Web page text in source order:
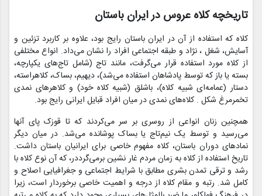
تاریخچه کلاه عروس در ایران باستان
کلاه که استفاده از آن در ایران باستان رایج بود، علاوه بر کاربرد تزئین و
آسایش، شغل ، نژاد و طبقه اجتماعی افراد را نشان می‌داد. انواع مختلفی
از کلاه مورد استفاده قرار می‌گرفت، مانند تاج (شامل تاج‌های یکپارچه‌،
بسته یا باز که توسط پادشاهان استفاده می‌شد)، دیهیم‌، بساک‌، کلاهراسته‌،
دستار (عمامه‌ای شبیه کلاه)‌، باشلق (شبیه کلاه خود) و کلاهرهای نمدی
تخمرمرغ شکل . کلاه‌های نمدی در میان افراد قبایل ایرانی رایج بود‌.
همچنین زنان انواعی از روسری بر سر می‌کردند که تا قوزک پای آنها
می‌رسید و توسط یک نیم‌تاج یا بساک پوشانده می‌شد‌. در میان دیگر
نمادهای دوران باستان‌، کلاه مفهوم خاصی برای ایرانیان باستان داشت‌.
تاریخ استفاده از کلاه به زمان مردم غار نشین برمی‌گرددر، که آن نوع کلاه با
رشد و ترقی تمدن بشری مطابق با شرایط اجتماعی و جغرافیایی اصلاح و
کامل شد‌. رتبه و مقام کلاه از درجه و اهمیت خاصی برخوردار است‌، زیرا